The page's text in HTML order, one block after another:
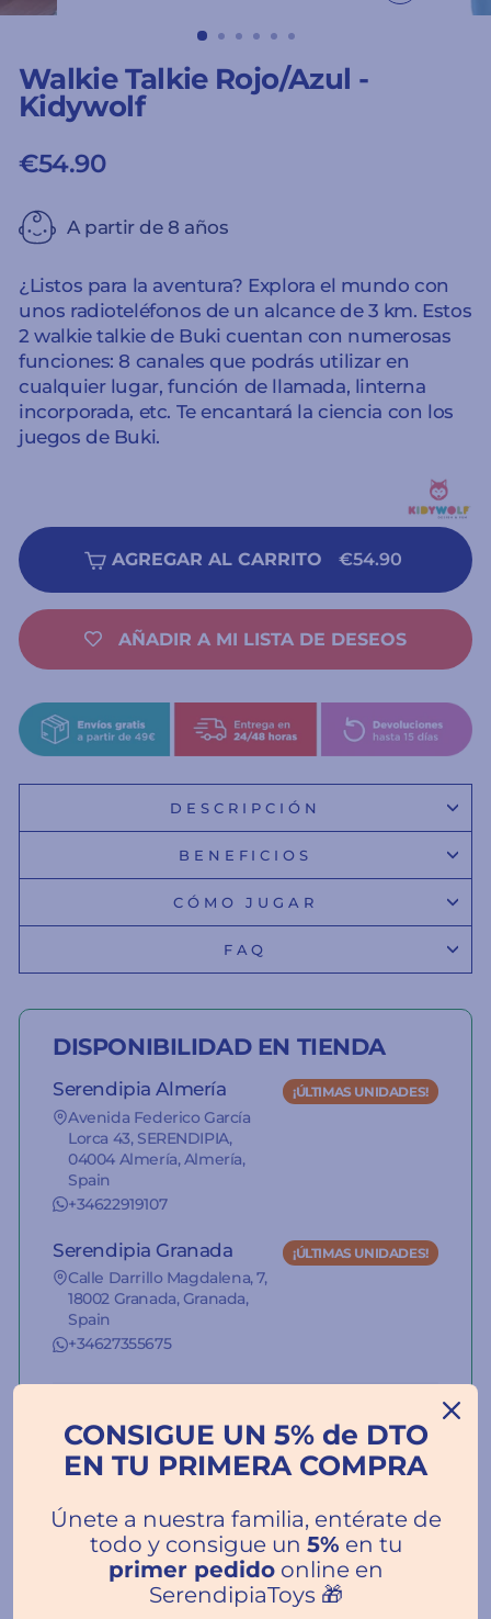
CERRAR
Walkie Talkie Rojo/Azul -
Kidywolf
€54.90
A partir de 8 años
¿Listos para la aventura? Explora el mundo con
unos radioteléfonos de un alcance de 3 km. Estos
2 walkie talkie de Buki cuentan con numerosas
funciones: 8 canales que podrás utilizar en
cualquier lugar, función de llamada, linterna
incorporada, etc. Te encantará la ciencia con los
juegos de Buki.
AGREGAR AL CARRITO €54.90
AÑADIR A MI LISTA DE DESEOS
DESCRIPCIÓN
BENEFICIOS
CÓMO JUGAR
FAQ
DISPONIBILIDAD EN TIENDA
Serendipia Almería
Avenida Federico García
Lorca 43, SERENDIPIA,
04004 Almería, Almería,
Spain
+34622919107
¡ÚLTIMAS UNIDADES!
Serendipia Granada
Calle Darrillo Magdalena, 7,
18002 Granada, Granada,
Spain
+34627355675
¡ÚLTIMAS UNIDADES!
Reseñas de Clientes
CONSIGUE UN 5% de DTO
EN TU PRIMERA COMPRA
Únete a nuestra familia, entérate de
todo y consigue un 5% en tu
primer pedidoonline en
SerendipiaToys 🎁